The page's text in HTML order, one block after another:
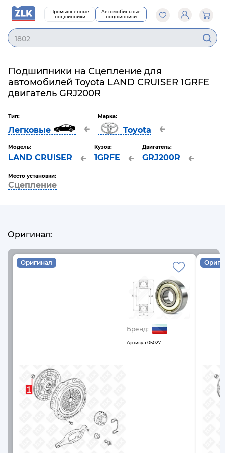
Промышленные
подшипники
Автомобильные
подшипники
18020
Подшипники на Сцепление для
автомобилей Toyota LAND CRUISER 1GRFE
двигатель GRJ200R
Тип:
Легковые ←
Марка:
Toyota ←
Модель:
LAND CRUISER ←
Кузов:
1GRFE ←
Двигатель:
GRJ200R ←
Место установки:
Сцепление
Оригинал:
Оригинал
Бренд:
Артикул 05027